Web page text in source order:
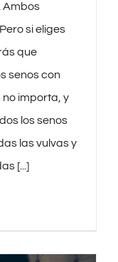
Ambos
si eliges
que
senos con
no importa, y
los senos
las vulvas y
[...]